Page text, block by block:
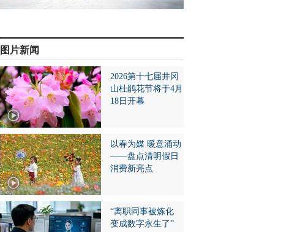
图片新闻
2026第十七届井冈
山杜鹃花节将于4月
18日开幕
以春为媒 暖意涌动
——盘点清明假日
消费新亮点
“离职同事被炼化
变成数字永生了”